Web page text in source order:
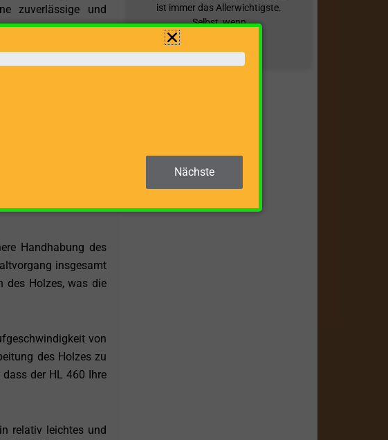
zuverlässige und
werden
und einfache
für jene, die eine
460 ausreichend
für das Spalten
kalte Tage oder
Handhabung des
insgesamt
des Holzes, was die
von
des Holzes zu
der HL 460 Ihre
relativ leichtes und
ist immer das Allerwichtigste.
Selbst, wenn
ZUM BEITRAG »
Nächste